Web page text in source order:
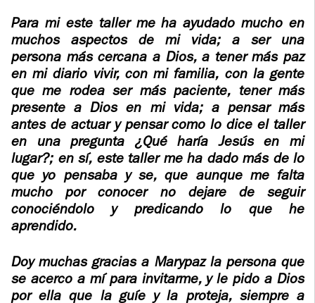
PLW
ADOLECENTS
PLW CHILDREN
MARRIAGE
COURSE
ENCOUNTERS –
EXPERIENCE OF
GOD
EVANGELIZATION
MEETINGS
CÍRCULOS DE
OFM CAP.
HOMAGE
FATHER
IGNACIO
LARRAÑAGA
FATHER
IGNACIO
LARRAÑAGA
WORK
VIDEOS
AUDIOS
Para mi este taller me ha ayudado mucho en
muchos aspectos de mi vida; a ser una
persona más cercana a Dios, a tener más paz
en mi diario vivir, con mi familia, con la gente
que me rodea ser más paciente, tener más
presente a Dios en mi vida; a pensar más
antes de actuar y pensar como lo dice el taller
en una pregunta ¿Qué haría Jesús en mi
lugar?; en sí, este taller me ha dado más de lo
que yo pensaba y se, que aunque me falta
mucho por conocer no dejare de seguir
conociéndolo y predicando lo que he
aprendido.
Doy muchas gracias a Marypaz la persona que
se acerco a mí para invitarme, y le pido a Dios
por ella que la guíe y la proteja, siempre a